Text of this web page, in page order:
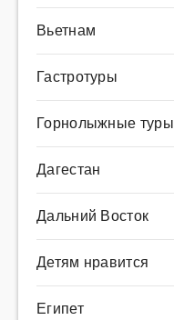
Вьетнам
Гастротуры
Горнолыжные туры
Дагестан
Дальний Восток
Детям нравится
Египет